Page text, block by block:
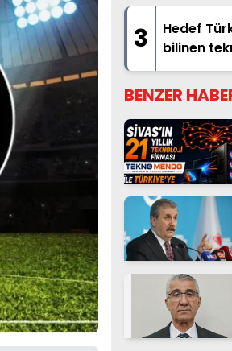
3
Hedef
bilinen
olmak
BENZER